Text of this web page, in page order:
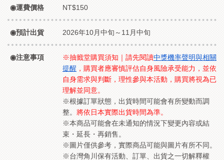
運費價格 NT$150
預計出貨 2026年10月中旬～11月中旬
注意事項 ※抽籤堂購買須知｜請先閱讀中獎機率聲明與相關
提醒 ，購買者應審慎評估自身風險承受能力，並依
自身需求與判斷，理性參與本活動，購買將視為已
理解並同意。
※根據訂單狀態，出貨時間可能會有所變動而調
整。 將依日本實際出貨時間為準。
※本商品可能會在未通知的情況下變更內容或結
束・延長・再銷售。
※圖片僅供參考，實際商品可能與圖片有所不同。
※台灣角川保有活動、訂單、出貨之一切解釋權